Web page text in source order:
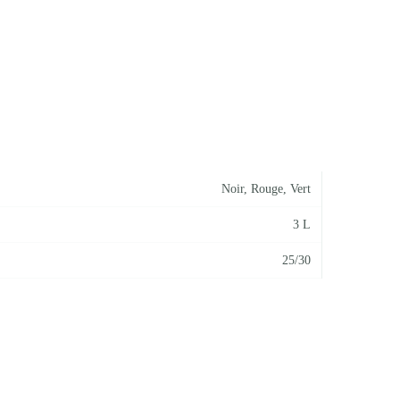
Noir, Rouge Vert
3 L
25/30